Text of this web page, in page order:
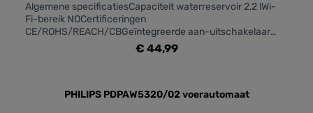
Algemene specificatiesCapaciteit waterreservoir 2,2 lWi-
Fi-bereik NOCertificeringen
CE/ROHS/REACH/CBGeïntegreerde aan-uitschakelaar
JAConformiteitsverklaring (EU) JAFuncties Drinkfontein
voor huisdierFonction de nettoyage automatique NOType
du cordon 1,5 meterGeschikt voor droog voedsel
€ 44,99
PHILIPS PDPAW5320/02 voerautomaat